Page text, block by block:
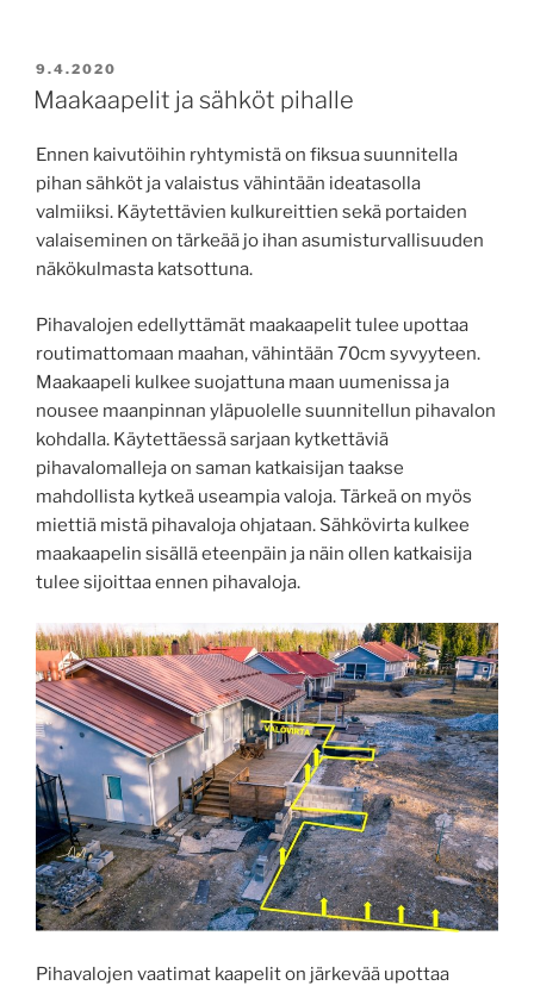
JULKAISTU
9.4.2020
Maakaapelit ja sähköt pihalle
Ennen kaivutöihin ryhtymistä on fiksua suunnitella
pihan sähköt ja valaistus vähintään ideatasolla
valmiiksi. Käytettävien kulkureittien sekä portaiden
valaiseminen on tärkeää jo ihan asumisturvallisuuden
näkökulmasta katsottuna.
Pihavalojen edellyttämät maakaapelit tulee upottaa
routimattomaan maahan, vähintään 70cm syvyyteen.
Maakaapeli kulkee suojattuna maan uumenissa ja
nousee maanpinnan yläpuolelle suunnitellun pihavalon
kohdalla. Käytettäessä sarjaan kytkettäviä
pihavalomalleja on saman katkaisijan taakse
mahdollista kytkeä useampia valoja. Tärkeä on myös
miettiä mistä pihavaloja ohjataan. Sähkövirta kulkee
maakaapelin sisällä eteenpäin ja näin ollen katkaisija
tulee sijoittaa ennen pihavaloja.
Pihavalojen vaatimat kaapelit on järkevää upottaa